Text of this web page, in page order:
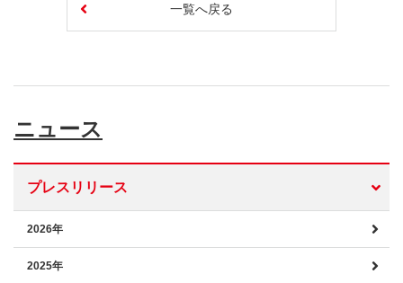
一覧へ戻る
ニュース
プレスリリース
2026年
2025年